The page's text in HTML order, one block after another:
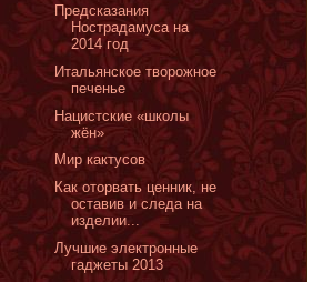
Предсказания
Нострадамуса на
2014 год
Итальянское творожное
печенье
Нацистские «школы
жён»
Мир кактусов
Как оторвать ценник, не
оставив и следа на
изделии...
Лучшие электронные
гаджеты 2013